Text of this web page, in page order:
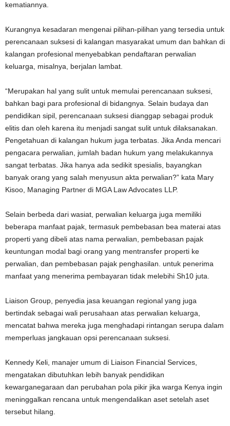
kematiannya.
Kurangnya kesadaran mengenai pilihan-pilihan yang tersedia untuk
perencanaan suksesi di kalangan masyarakat umum dan bahkan di
kalangan profesional menyebabkan pendaftaran perwalian
keluarga, misalnya, berjalan lambat.
“Merupakan hal yang sulit untuk memulai perencanaan suksesi,
bahkan bagi para profesional di bidangnya. Selain budaya dan
pendidikan sipil, perencanaan suksesi dianggap sebagai produk
elitis dan oleh karena itu menjadi sangat sulit untuk dilaksanakan.
Pengetahuan di kalangan hukum juga terbatas. Jika Anda mencari
pengacara perwalian, jumlah badan hukum yang melakukannya
sangat terbatas. Jika hanya ada sedikit spesialis, bayangkan
banyak orang yang salah menyusun akta perwalian?” kata Mary
Kisoo, Managing Partner di MGA Law Advocates LLP.
Selain berbeda dari wasiat, perwalian keluarga juga memiliki
beberapa manfaat pajak, termasuk pembebasan bea materai atas
properti yang dibeli atas nama perwalian, pembebasan pajak
keuntungan modal bagi orang yang mentransfer properti ke
perwalian, dan pembebasan pajak penghasilan. untuk penerima
manfaat yang menerima pembayaran tidak melebihi Sh10 juta.
Liaison Group, penyedia jasa keuangan regional yang juga
bertindak sebagai wali perusahaan atas perwalian keluarga,
mencatat bahwa mereka juga menghadapi rintangan serupa dalam
memperluas jangkauan opsi perencanaan suksesi.
Kennedy Keli, manajer umum di Liaison Financial Services,
mengatakan dibutuhkan lebih banyak pendidikan
kewarganegaraan dan perubahan pola pikir jika warga Kenya ingin
meninggalkan rencana untuk mengendalikan aset setelah aset
tersebut hilang.